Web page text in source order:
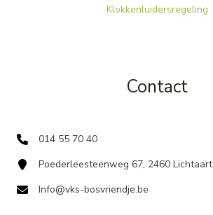
Klokkenluidersregeling
Contact
014 55 70 40
Poederleesteenweg 67, 2460 Lichtaart
Info@vks-bosvriendje.be